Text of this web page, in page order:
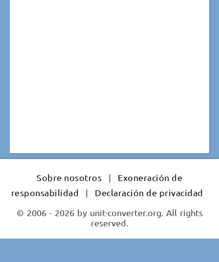
Sobre nosotros |
Exoneración de
responsabilidad
|
Declaración de privacidad
© 2006 - 2026 by unit-converter.org. All rights
reserved.